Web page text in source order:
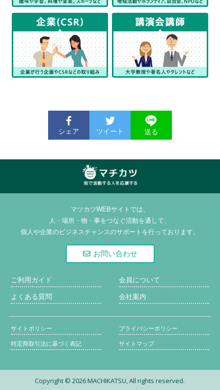
シェア ツイート 送る
マツカツWEBサイトでは、
人・場所・物・事をつなぐ活動を通して、
個人や企業のビジネスチャンスのサポートを行っております。
お問い合わせ
ご利用ガイド
会員について
よくある質問
会社案内
サイトポリシー
プライバシーポリシー
特定商取引法に基づく表記
サイトマップ
Copyright © 2026 MACHIKATSU, All rights reserved.